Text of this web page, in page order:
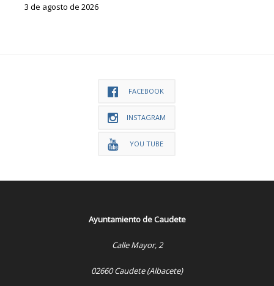
3 de agosto de 2026
FACEBOOK
INSTAGRAM
YOU TUBE
Ayuntamiento de Caudete
Calle Mayor, 2
02660 Caudete (Albacete)